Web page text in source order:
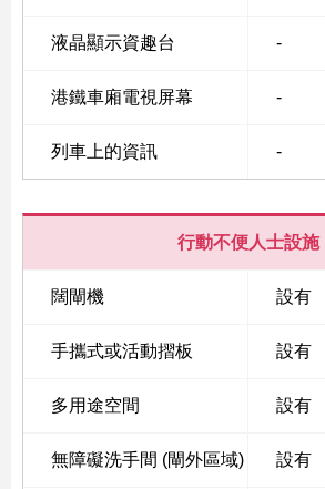
液晶顯示資趣台 -
港鐵車廂電視屏幕 -
列車上的資訊 -
行動不便人士設施
闊閘機 設有
手攜式或活動摺板 設有
多用途空間 設有
無障礙洗手間 (閘外區域) 設有